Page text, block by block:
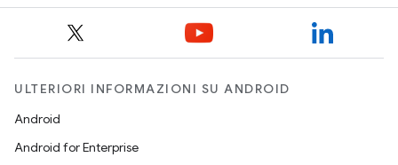
ULTERIORI INFORMAZIONI SU ANDROID
Android
Android for Enterprise